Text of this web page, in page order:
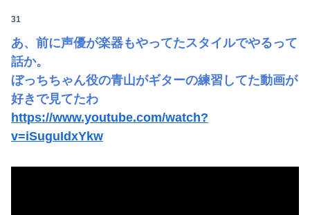
31
あ、前に声優が楽器もやってたスタイルでやるって
話か。
ぼっちちゃん役の青山がギターの練習してた動画が
好きで見てたわ
https://www.youtube.com/watch?
v=iSuguIdxYkw